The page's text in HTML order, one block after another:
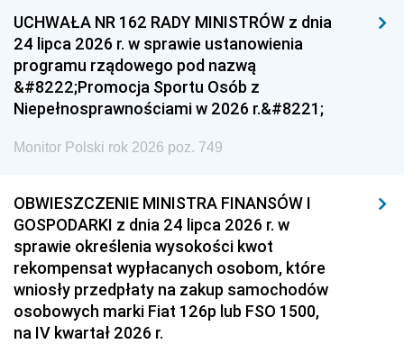
UCHWAŁA NR 162 RADY MINISTRÓW z dnia
24 lipca 2026 r. w sprawie ustanowienia
programu rządowego pod nazwą
&#8222;Promocja Sportu Osób z
Niepełnosprawnościami w 2026 r.&#8221;
Monitor Polski rok 2026 poz. 749
OBWIESZCZENIE MINISTRA FINANSÓW I
GOSPODARKI z dnia 24 lipca 2026 r. w
sprawie określenia wysokości kwot
rekompensat wypłacanych osobom, które
wniosły przedpłaty na zakup samochodów
osobowych marki Fiat 126p lub FSO 1500,
na IV kwartał 2026 r.